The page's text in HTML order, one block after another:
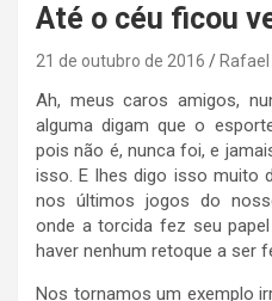
Até o céu ficou
21 de outubro de 2016
Ah, meus caros amigos,
alguma digam que o
pois não é, nunca foi, e
isso. E lhes digo isso muito
nos últimos jogos do
onde a torcida fez seu
haver nenhum retoque a ser
Nos tornamos um exemplo